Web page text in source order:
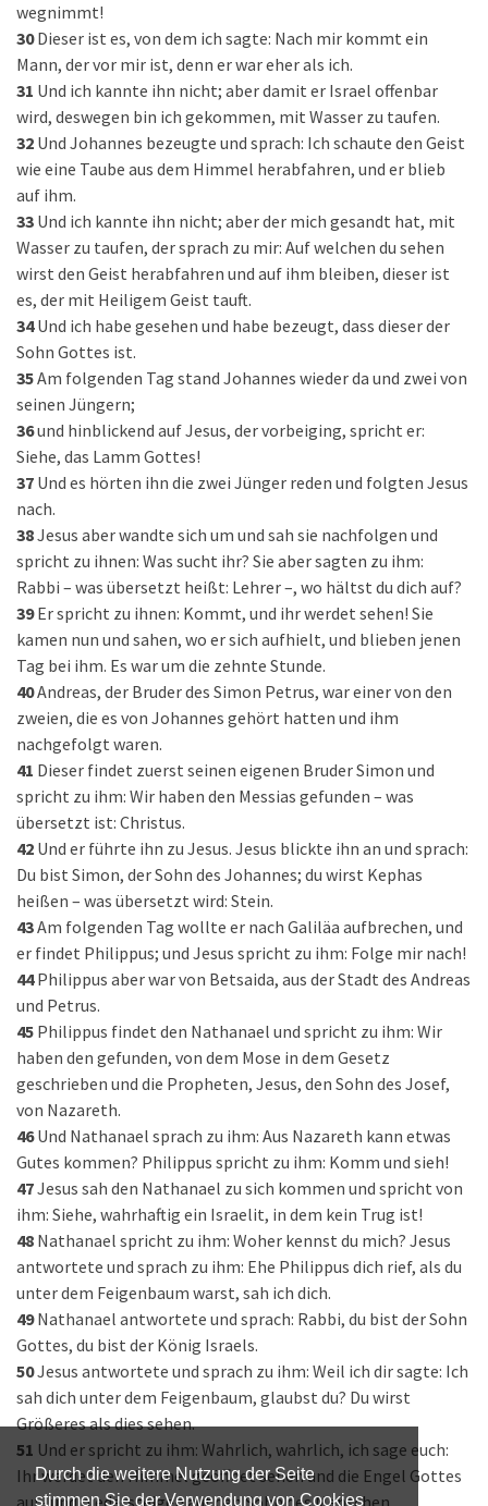
Durch die weitere Nutzung der Seite
stimmen Sie der Verwendung von Cookies
wegnimmt!
30 Dieser ist es, von dem ich sagte: Nach mir kommt ein
Mann, der vor mir ist, denn er war eher als ich.
31 Und ich kannte ihn nicht; aber damit er Israel offenbar
wird, deswegen bin ich gekommen, mit Wasser zu taufen.
32 Und Johannes bezeugte und sprach: Ich schaute den Geist
wie eine Taube aus dem Himmel herabfahren, und er blieb
auf ihm.
33 Und ich kannte ihn nicht; aber der mich gesandt hat, mit
Wasser zu taufen, der sprach zu mir: Auf welchen du sehen
wirst den Geist herabfahren und auf ihm bleiben, dieser ist
es, der mit Heiligem Geist tauft.
34 Und ich habe gesehen und habe bezeugt, dass dieser der
Sohn Gottes ist.
35Am folgenden Tag stand Johannes wieder da und zwei von
seinen Jüngern;
36und hinblickend auf Jesus, der vorbeiging, spricht er:
Siehe, das Lamm Gottes!
37 Und es hörten ihn die zwei Jünger reden und folgten Jesus
nach.
38Jesus aber wandte sich um und sah sie nachfolgen und
spricht zu ihnen: Was sucht ihr? Sie aber sagten zu ihm:
Rabbi – was übersetzt heißt: Lehrer –, wo hältst du dich auf?
39 Er spricht zu ihnen: Kommt, und ihr werdet sehen! Sie
kamen nun und sahen, wo er sich aufhielt, und blieben jenen
Tag bei ihm. Es war um die zehnte Stunde.
40Andreas, der Bruder des Simon Petrus, war einer von den
zweien, die es von Johannes gehört hatten und ihm
nachgefolgt waren.
41 Dieser findet zuerst seinen eigenen Bruder Simon und
spricht zu ihm: Wir haben den Messias gefunden – was
übersetzt ist: Christus.
42 Und er führte ihn zu Jesus. Jesus blickte ihn an und sprach:
Du bist Simon, der Sohn des Johannes; du wirst Kephas
heißen – was übersetzt wird: Stein.
43Am folgenden Tag wollte er nach Galiläa aufbrechen, und
er findet Philippus; und Jesus spricht zu ihm: Folge mir nach!
44 Philippus aber war von Betsaida, aus der Stadt des Andreas
und Petrus.
45 Philippus findet den Nathanael und spricht zu ihm: Wir
haben den gefunden, von dem Mose in dem Gesetz
geschrieben und die Propheten, Jesus, den Sohn des Josef,
von Nazareth.
46 Und Nathanael sprach zu ihm: Aus Nazareth kann etwas
Gutes kommen? Philippus spricht zu ihm: Komm und sieh!
47Jesus sah den Nathanael zu sich kommen und spricht von
ihm: Siehe, wahrhaftig ein Israelit, in dem kein Trug ist!
48 Nathanael spricht zu ihm: Woher kennst du mich? Jesus
antwortete und sprach zu ihm: Ehe Philippus dich rief, als du
unter dem Feigenbaum warst, sah ich dich.
49 Nathanael antwortete und sprach: Rabbi, du bist der Sohn
Gottes, du bist der König Israels.
50Jesus antwortete und sprach zu ihm: Weil ich dir sagte: Ich
sah dich unter dem Feigenbaum, glaubst du? Du wirst
Größeres als dies sehen.
51 Und er spricht zu ihm: Wahrlich, wahrlich, ich sage euch:
Ihr werdet den Himmel geöffnet sehen und die Engel Gottes
auf- und niedersteigen auf den Sohn des Menschen.